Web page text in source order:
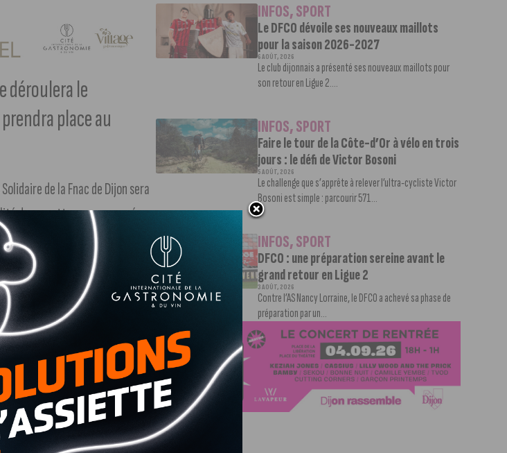
déroulera le
place au
de la Fnac de Dijon sera
des recettes sera reversée au
de culture. La Fnac de
INFOS,SPORT
Le DFCO dévoile ses nouveaux maillots
pour la saison 2026-2027
6 AOÛT, 2026
Le club dijonnais a présenté ses nouveaux maillots pour
son retour en Ligue 2....
INFOS,SPORT
Faire le tour de la Côte-d’Or à vélo en trois
jours : le défi de Victor Bosoni
5 AOÛT, 2026
Le challenge que s’apprête à relever l’ultra-cycliste Victor
Bosoni est simple : parcourir 571...
INFOS,SPORT
DFCO : une préparation sereine avant le
grand retour en Ligue 2
3 AOÛT, 2026
Contre l’AS Nancy Lorraine, le DFCO a achevé sa phase de
préparation par un...